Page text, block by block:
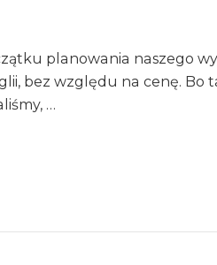
planowania naszego
bez względu na cenę. Bo
…